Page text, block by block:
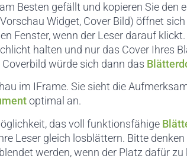
Besten gefällt und kopieren Sie den
Widget, Cover Bild) öffnet
Fenster, wenn der Leser darauf klickt.
halten und nur das Cover Ihres
würde sich dann das
im IFrame. Sie sieht die
optimal an.
das voll funktionsfähige
Leser gleich losblättern. Bitte
werden, wenn der Platz dafür zu